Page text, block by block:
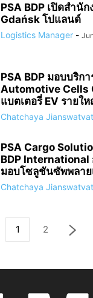
PSA BDP เปิดสำนั
Gdańsk โปแลนด์
Logistics Manager -
PSA BDP มอบบริก
Automotive Cells
แบตเตอรี่ EV รายใ
Chatchaya
PSA Cargo
BDP International
มอบโซลูชันซัพพลา
Chatchaya
1 2